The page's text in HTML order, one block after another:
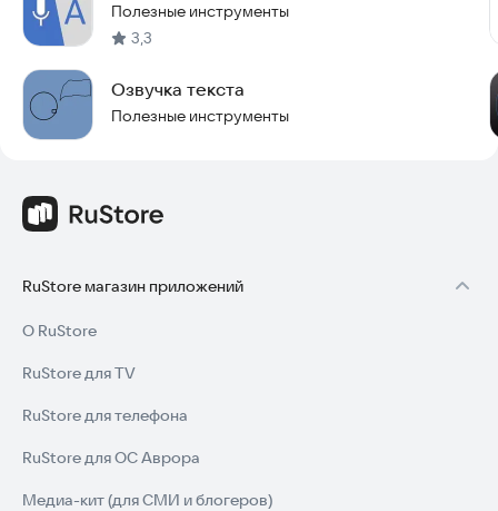
Полезные инструменты
3,3
Озвучка текста
Полезные инструменты
RuStore магазин приложений
О RuStore
RuStore для TV
RuStore для телефона
RuStore для ОС Аврора
Медиа-кит (для СМИ и блогеров)